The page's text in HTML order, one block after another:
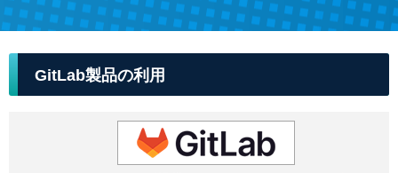
GitLab製品の利用